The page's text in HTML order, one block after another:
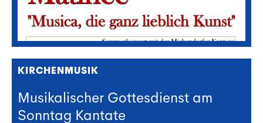
KIRCHENMUSIK
Musikalischer Gottesdienst am
Sonntag Kantate